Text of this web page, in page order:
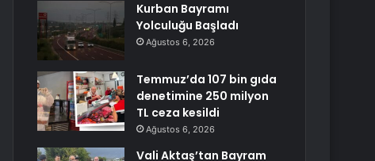
Kurban Bayramı
Yolculuğu Başladı
Ağustos 6, 2026
Temmuz’da 107 bin gıda
denetimine 250 milyon
TL ceza kesildi
Ağustos 6, 2026
Vali Aktaş’tan Bayram